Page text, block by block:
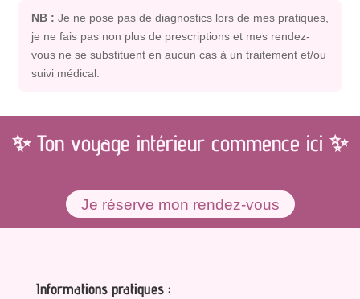
NB : Je ne pose pas de diagnostics lors de mes pratiques,
je ne fais pas non plus de prescriptions et mes rendez-
vous ne se substituent en aucun cas à un traitement et/ou
suivi médical.
✨️ Ton voyage intérieur commence ici ✨️
Je réserve mon rendez-vous
Informations pratiques :